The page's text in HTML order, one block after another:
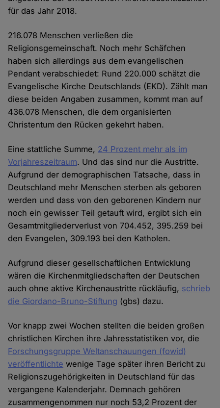
für das Jahr 2018.
216.078 Menschen verließen die
Religionsgemeinschaft. Noch mehr Schäfchen
haben sich allerdings aus dem evangelischen
Pendant verabschiedet: Rund 220.000 schätzt die
Evangelische Kirche Deutschlands (EKD). Zählt man
diese beiden Angaben zusammen, kommt man auf
436.078 Menschen, die dem organisierten
Christentum den Rücken gekehrt haben.
Eine stattliche Summe, 24 Prozent mehr als im
Vorjahreszeitraum. Und das sind nur die Austritte.
Aufgrund der demographischen Tatsache, dass in
Deutschland mehr Menschen sterben als geboren
werden und dass von den geborenen Kindern nur
noch ein gewisser Teil getauft wird, ergibt sich ein
Gesamtmitgliederverlust von 704.452, 395.259 bei
den Evangelen, 309.193 bei den Katholen.
Aufgrund dieser gesellschaftlichen Entwicklung
wären die Kirchenmitgliedschaften der Deutschen
auch ohne aktive Kirchenaustritte rückläufig, schrieb
die Giordano-Bruno-Stiftung (gbs) dazu.
Vor knapp zwei Wochen stellten die beiden großen
christlichen Kirchen ihre Jahresstatistiken vor, die
Forschungsgruppe Weltanschauungen (fowid)
veröffentlichte wenige Tage später ihren Bericht zu
Religionszugehörigkeiten in Deutschland für das
vergangene Kalenderjahr. Demnach gehören
zusammengenommen nur noch 53,2 Prozent der